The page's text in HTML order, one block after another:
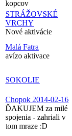
kopcov
STRÁŽOVSKÉ
VRCHY
Nové aktivácie
Malá Fatra
avízo aktivace
SOKOLIE
Chopok 2014-02-16
ĎAKUJEM za milé
spojenia - zahriali v
tom mraze :D